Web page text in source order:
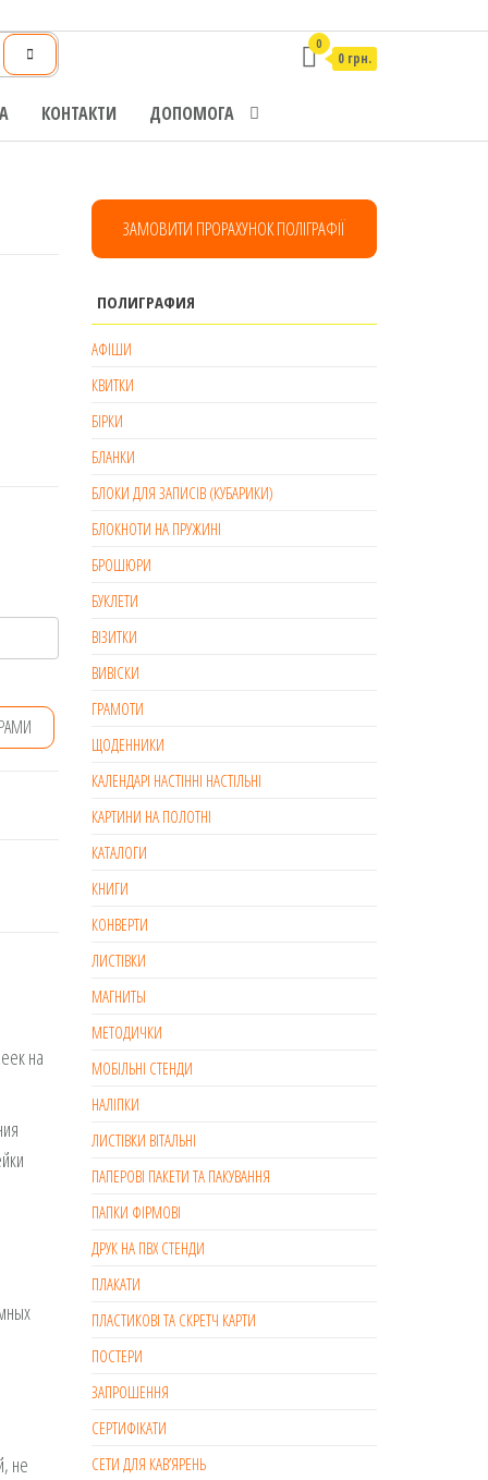
0
0 грн.
КОНТАКТИ ДОПОМОГА
на
не
ЗАМОВИТИ ПРОРАХУНОК ПОЛІГРАФІЇ
ПОЛИГРАФИЯ
АФІШИ
КВИТКИ
БІРКИ
БЛАНКИ
БЛОКИ ДЛЯ ЗАПИСІВ (КУБАРИКИ)
БЛОКНОТИ НА ПРУЖИНІ
БРОШЮРИ
БУКЛЕТИ
ВІЗИТКИ
ВИВІСКИ
ГРАМОТИ
ЩОДЕННИКИ
КАЛЕНДАРІ НАСТІННІ НАСТІЛЬНІ
КАРТИНИ НА ПОЛОТНІ
КАТАЛОГИ
КНИГИ
КОНВЕРТИ
ЛИСТІВКИ
МАГНИТЫ
МЕТОДИЧКИ
МОБІЛЬНІ СТЕНДИ
НАЛІПКИ
ЛИСТІВКИ ВІТАЛЬНІ
ПАПЕРОВІ ПАКЕТИ ТА ПАКУВАННЯ
ПАПКИ ФІРМОВІ
ДРУК НА ПВХ СТЕНДИ
ПЛАКАТИ
ПЛАСТИКОВІ ТА СКРЕТЧ КАРТИ
ПОСТЕРИ
ЗАПРОШЕННЯ
СЕРТИФІКАТИ
СЕТИ ДЛЯ КАВ’ЯРЕНЬ